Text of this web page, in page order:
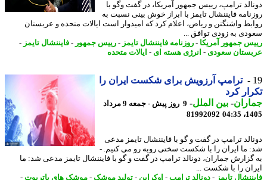
ترامپ، رییس جمهور آمریکا، در گفت وگو با
فایننشال تایمز با ابراز خوش بینی نسبت به
واشنگتن و ریاض، اعلام کرد که امیدوار است ایالات متحده و عربستان
به زودی توافق ...
جمهور آمریکا- روزنامه فایننشال تایمز-رییس جمهور-فایننشال تایمز-
سعودی-انرژی هسته ای- ایالات متحده
ترامپ آرزویش برای شکست ایران را
کرد
- بین الملل-
9 روز پیش - جمعه 9 مرداد
81992092
ترامپ در گفت و گو با فایننشال تایمز مدعی
ما ایران را با شکست سختی روبه رو می کنیم. -
جماران، دونالد ترامپ در گفت و گو با فایننشال تایمز مدعی شد: ما
را با شکست ...
تایمز-دونالد ترامپ -اوکراین- تولید موشک-موشک های پاتریوت -